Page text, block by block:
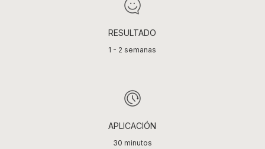
RESULTADO
1 - 2 semanas
APLICACIÓN
30 minutos